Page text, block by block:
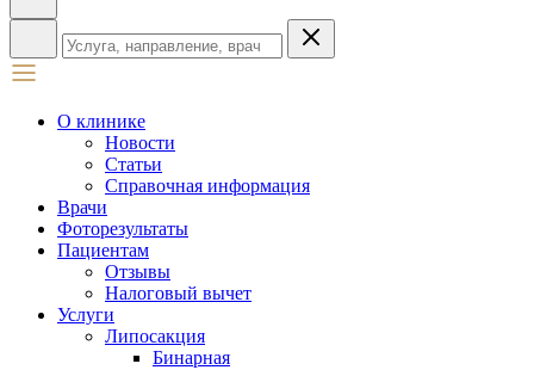
О клинике
Новости
Статьи
Справочная информация
Врачи
Фоторезультаты
Пациентам
Отзывы
Налоговый вычет
Услуги
Липосакция
Бинарная